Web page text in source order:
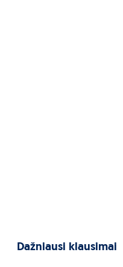
Dažniausi klausimai